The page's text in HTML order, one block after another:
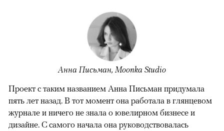
Анна Письман, Moonka Studio
Проект с таким названием Анна Письман придумала
пять лет назад. В тот момент она работала в глянцевом
журнале и ничего не знала о ювелирном бизнесе и
дизайне. С самого начала она руководствовалась